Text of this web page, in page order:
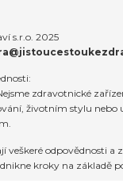
s.r.o. 2025
zdravotnické
životním stylu
odpovědnosti
kroky na základě